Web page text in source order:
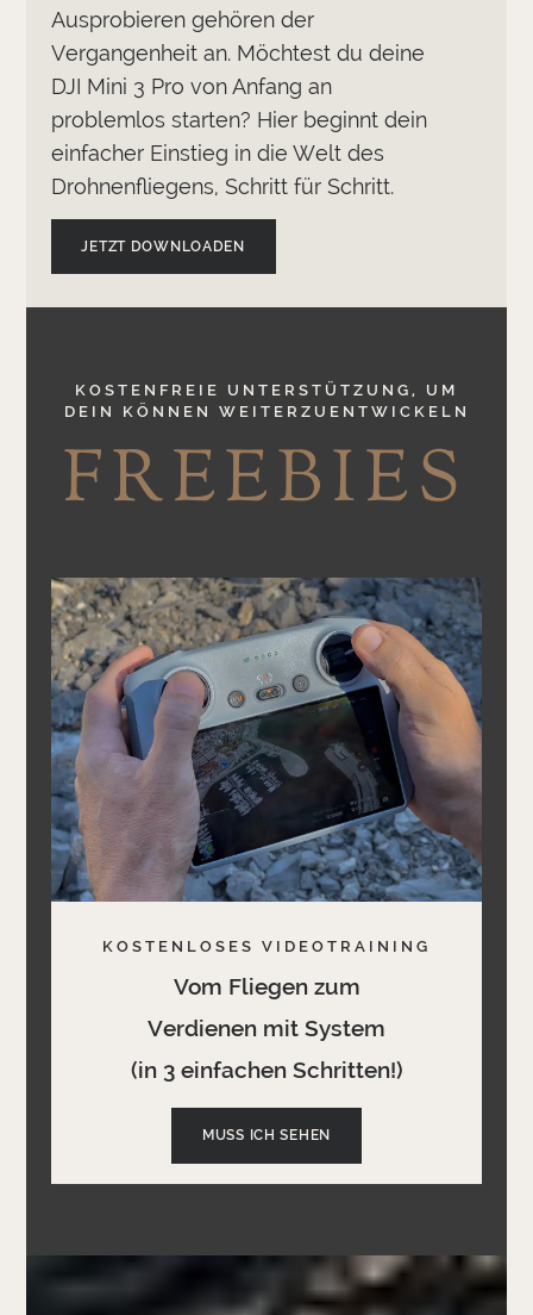
Ausprobieren gehören der
Vergangenheit an. Möchtest du deine
DJI Mini 3 Pro von Anfang an
problemlos starten? Hier beginnt dein
einfacher Einstieg in die Welt des
Drohnenfliegens, Schritt für Schritt.
JETZT DOWNLOADEN
KOSTENFREIE UNTERSTÜTZUNG, UM
DEIN KÖNNEN WEITERZUENTWICKELN
FREEBIES
KOSTENLOSES VIDEOTRAINING
Vom Fliegen zum
Verdienen mit System
(in 3 einfachen Schritten!)
MUSS ICH SEHEN